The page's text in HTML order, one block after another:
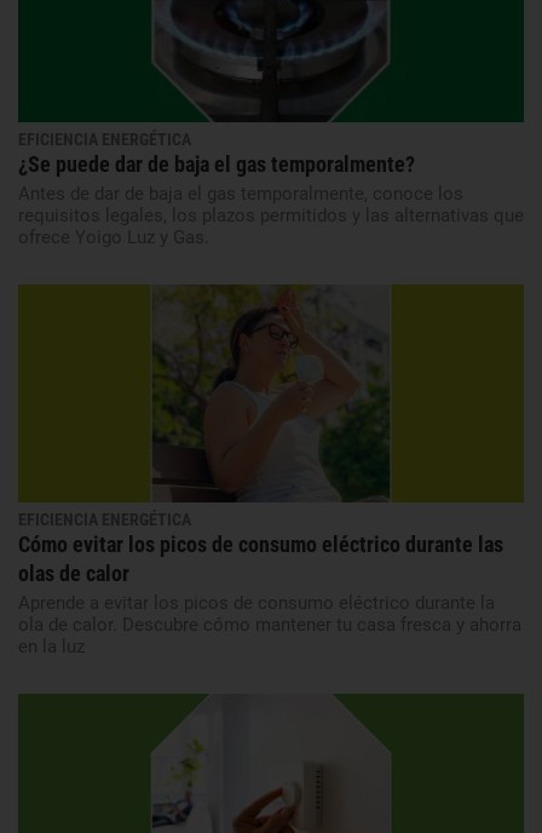
EFICIENCIA ENERGÉTICA
¿Se puede dar de baja el gas temporalmente?
Antes de dar de baja el gas temporalmente, conoce los
requisitos legales, los plazos permitidos y las alternativas que
ofrece Yoigo Luz y Gas.
EFICIENCIA ENERGÉTICA
Cómo evitar los picos de consumo eléctrico durante las
olas de calor
Aprende a evitar los picos de consumo eléctrico durante la
ola de calor. Descubre cómo mantener tu casa fresca y ahorra
en la luz